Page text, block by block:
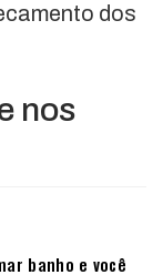
dos
nos
banho e você